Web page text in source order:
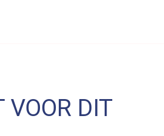
VOOR DIT